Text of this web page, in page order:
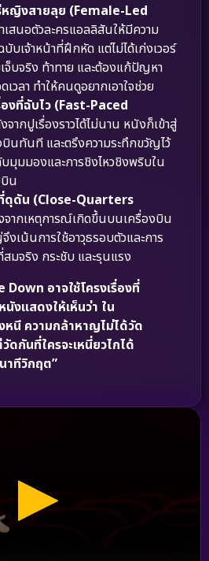
หญิงสายลุย (Female-Led
สนอตัวละครแอลลิสันให้มีความ
บเจ้าหน้าที่ฝึกหัด แต่ไม่ได้เก่งเวอร์
จ็บจริง ท้าทาย และต้องแก้ปัญหา
เวลา ทำให้คนดูอยากเอาใจช่วย
องที่ฉับไว (Fast-Paced
จากปูเรื่องราวได้ไม่นาน หนังก็เข้าสู่
บินทันที และตรึงความระทึกขวัญไว้
มุมมองและการชิงไหวชิงพริบใน
น
ที่ดุดัน (Close-Quarters
จากเหตุการณ์เกิดขึ้นบนเครื่องบิน
เน้นการใช้อาวุธรอบตัวและการ
มจริง กระชับ และรุนแรง
Down อาจใช้โครงเรื่องที่
นังแสดงให้เห็นว่า ใน
หนี ความกล้าหาญไม่ได้วัด
ดกันที่ใครจะเหนี่ยวไกได้
าทีวิกฤต”